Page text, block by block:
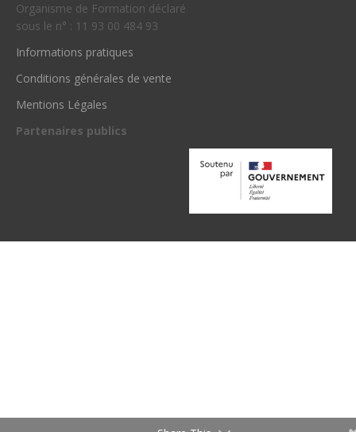
Organisme de Formation déclaré
sous le n° : 11 93 00 484 93
Informations pratiques
Conditions générales de vente
Mentions Légales
Partenaires publics